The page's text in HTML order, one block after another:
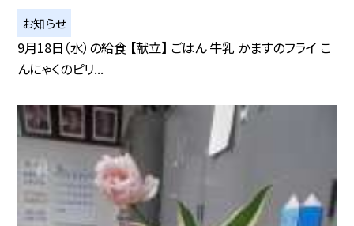
お知らせ
9月18日（水）の給食 【献立】 ごはん 牛乳 かますのフライ こ
んにゃくのピリ...